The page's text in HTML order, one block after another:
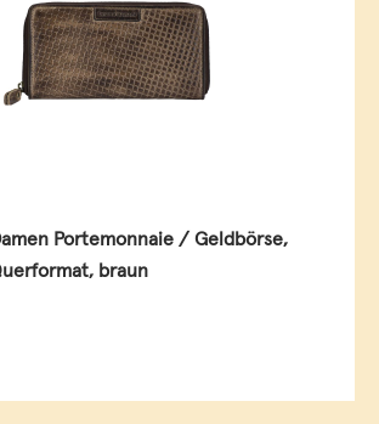
Portemonnaie / Geldbörse,
braun